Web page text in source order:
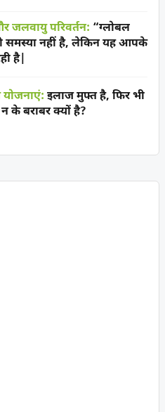
जलवायु परिवर्तन: “ग्लोबल
समस्या नहीं है, लेकिन यह आपके
है|
योजनाएं: इलाज मुफ्त है, फिर भी
बराबर क्यों है?